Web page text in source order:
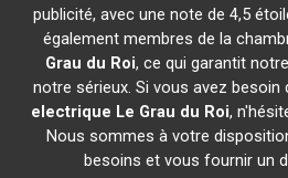
publicité, avec une note de 4,5
également membres de la
Grau du Roi, ce qui garantit
notre sérieux. Si vous avez besoin
electrique Le Grau du Roi,
Nous sommes à votre
besoins et vous fournir un